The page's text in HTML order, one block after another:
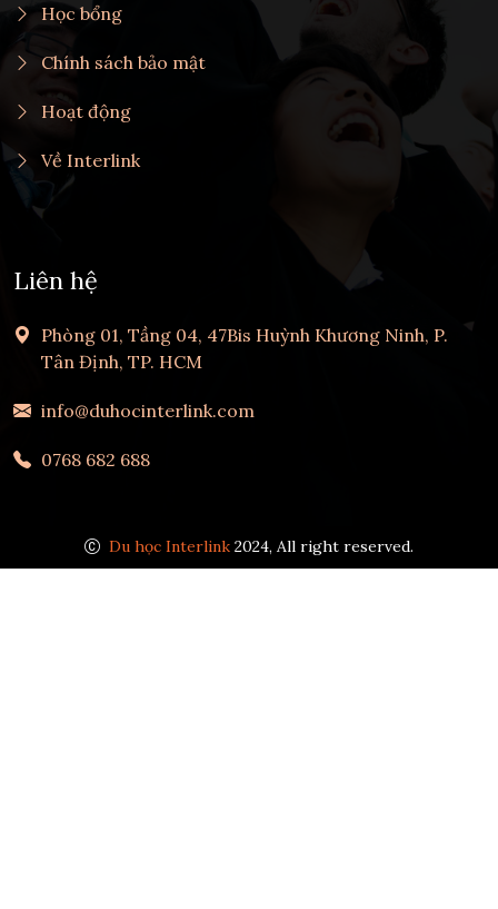
Học bổng
Chính sách bảo mật
Hoạt động
Về Interlink
Liên hệ
Phòng 01, Tầng 04, 47Bis Huỳnh Khương Ninh, P.
Tân Định, TP. HCM
info@duhocinterlink.com
0768 682 688
Du học Interlink 2024, All right reserved.